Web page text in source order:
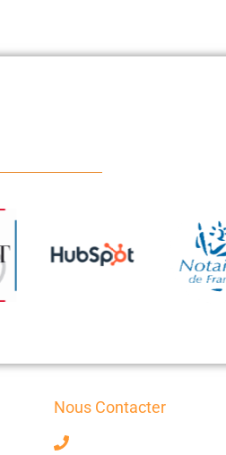
Nous Contacter